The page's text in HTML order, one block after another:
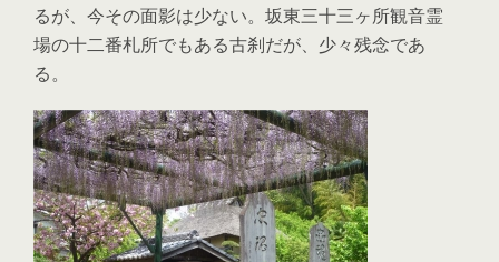
るが、今その面影は少ない。坂東三十三ヶ所観音霊
場の十二番札所でもある古刹だが、少々残念であ
る。